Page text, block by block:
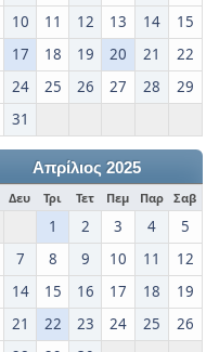
10 11 12 13 14
15
17 18 19 20 21
22
24 25 26 27 28
29
31
Απρίλιος 2025
Δευ Τρι Τετ Πεμ Παρ Σαβ
1 2 3 4
5
7 8 9 10 11
12
14 15 16 17 18
19
21 22 23 24 25
26